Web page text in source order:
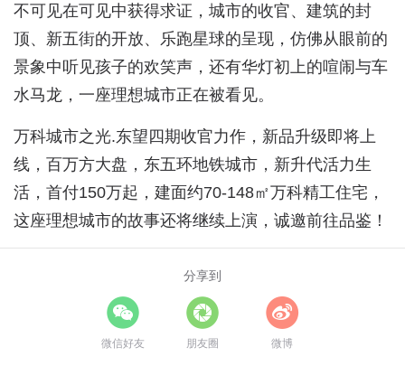
不可见在可见中获得求证，城市的收官、建筑的封
顶、新五街的开放、乐跑星球的呈现，仿佛从眼前的
景象中听见孩子的欢笑声，还有华灯初上的喧闹与车
水马龙，一座理想城市正在被看见。
万科城市之光.东望四期收官力作，新品升级即将上
线，百万方大盘，东五环地铁城市，新升代活力生
活，首付150万起，建面约70-148㎡万科精工住宅，
这座理想城市的故事还将继续上演，诚邀前往品鉴！
分享到
微信好友 朋友圈 微博